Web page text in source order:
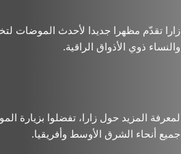
زارا تقدّم مظهرا جديدا لأحدث الموضات
والنساء ذوي الأذواق الراقية.
لمعرفة المزيد حول زارا، تفضلوا بزيارة
جميع أنحاء الشرق الأوسط وأفريقيا.